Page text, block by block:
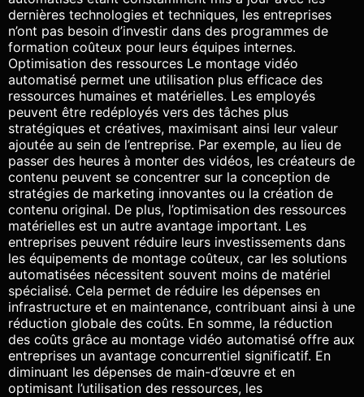
dernières technologies et techniques, les entreprises
n’ont pas besoin d’investir dans des programmes de
formation coûteux pour leurs équipes internes.
Optimisation des ressources Le montage vidéo
automatisé permet une utilisation plus efficace des
ressources humaines et matérielles. Les employés
peuvent être redéployés vers des tâches plus
stratégiques et créatives, maximisant ainsi leur valeur
ajoutée au sein de l’entreprise. Par exemple, au lieu de
passer des heures à monter des vidéos, les créateurs de
contenu peuvent se concentrer sur la conception de
stratégies de marketing innovantes ou la création de
contenu original. De plus, l’optimisation des ressources
matérielles est un autre avantage important. Les
entreprises peuvent réduire leurs investissements dans
les équipements de montage coûteux, car les solutions
automatisées nécessitent souvent moins de matériel
spécialisé. Cela permet de réduire les dépenses en
infrastructure et en maintenance, contribuant ainsi à une
réduction globale des coûts. En somme, la réduction
des coûts grâce au montage vidéo automatisé offre aux
entreprises un avantage concurrentiel significatif. En
diminuant les dépenses de main-d’œuvre et en
optimisant l’utilisation des ressources, les